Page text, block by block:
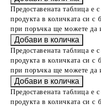
Предоставената таблица е
продукта в количката си с
при поръчка ще можете да
Предоставената таблица е
продукта в количката си с
при поръчка ще можете да
Предоставената таблица е
продукта в количката си с